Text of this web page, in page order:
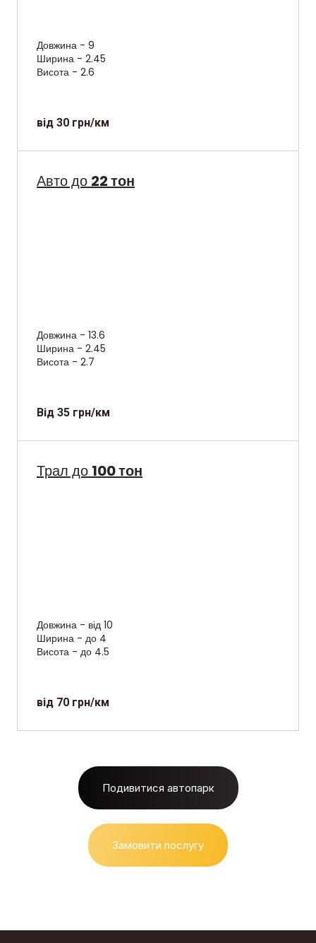
Довжина - 9
Ширина - 2.45
Висота - 2.6
від 30 грн/км
Авто до 22 тон
Довжина - 13.6
Ширина - 2.45
Висота - 2.7
Від 35 грн/км
Трал до 100 тон
Довжина - від 10
Ширина - до 4
Висота - до 4.5
від 70 грн/км
Подивитися автопарк
Замовити послугу